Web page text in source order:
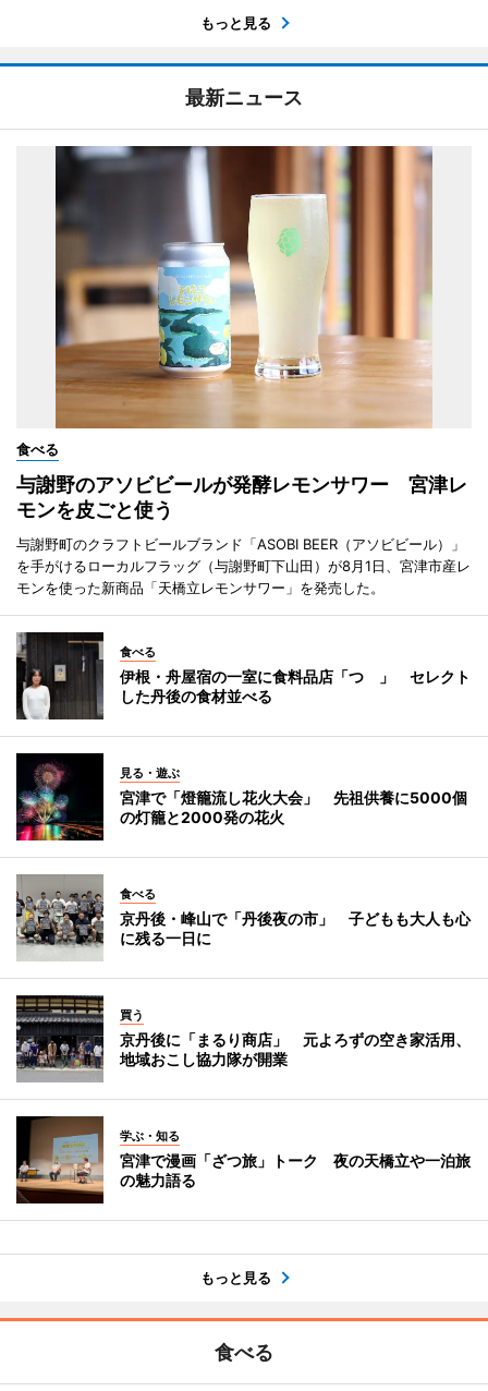
もっと見る
最新ニュース
食べる
与謝野のアソビビールが発酵レモンサワー 宮津レ
モンを皮ごと使う
与謝野町のクラフトビールブランド「ASOBI BEER（アソビビール）」
を手がけるローカルフラッグ（与謝野町下山田）が8月1日、宮津市産レ
モンを使った新商品「天橋立レモンサワー」を発売した。
食べる
伊根・舟屋宿の一室に食料品店「つゝ」 セレクト
した丹後の食材並べる
見る・遊ぶ
宮津で「燈籠流し花火大会」 先祖供養に5000個
の灯籠と2000発の花火
食べる
京丹後・峰山で「丹後夜の市」 子どもも大人も心
に残る一日に
買う
京丹後に「まるり商店」 元よろずの空き家活用、
地域おこし協力隊が開業
学ぶ・知る
宮津で漫画「ざつ旅」トーク 夜の天橋立や一泊旅
の魅力語る
もっと見る
食べる